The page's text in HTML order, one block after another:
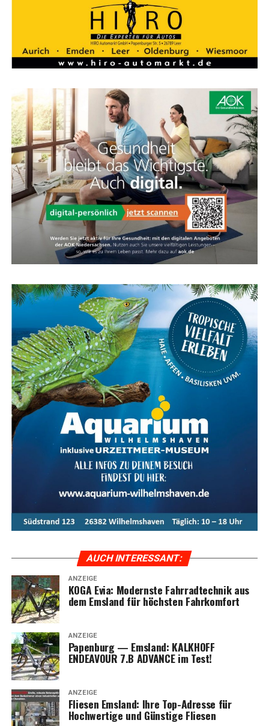
KOGA Feder­ga­bel
Kom­fort und Sport­lich­keit vereint
bel und viel leich­ter als eine Stan­dard-Feder­ga­bel. Die­se
Feder­ein­heit spricht nur bei Bedarf an und bie­tet
zusätz­li­chen Kom­fort für Hand­ge­len­ke und Schul­tern,
ohne das direk­te Fahr­ge­fühl zu verlieren.
Kar­te für das Ems­land Papenburg
Fazit: Das KOGA Evia — Per­fek­te
Wahl für Radfahrkomfort
Das KOGA Evia ist die per­fek­te Wahl für alle, die uner­
reich­ten Rad­fahr­kom­fort mit stil­vol­lem Design und
moderns­ter Tech­no­lo­gie ver­bin­den möch­ten. Ent­de­cken
Sie das ulti­ma­ti­ve Fahr­erleb­nis mit dem KOGA Evia und
genie­ßen Sie jede Fahrt in vol­len Zügen.
Das KOGA Evia bie­tet ulti­ma­ti­ven Fahr­rad­
kom­fort, kom­bi­niert mit inno­va­ti­ver Tech­no­lo­gie und
stil­vol­lem Design. Ent­de­cken Sie die Vor­tei­le und Model­
le der Evia-Serie im Ems­land und erle­ben Sie moder­nen
land. Hoch­wer­tig, güns­tig und immer nah bei Ihnen.
AUCH INTER­ES­SANT:
ANZEIGE
KOGA Evia: Moderns­te Fahr­rad­tech­nik aus
dem Ems­land für höchs­ten Fahrkomfort
ANZEIGE
Papen­burg — Ems­land: KALKHOFF
ENDEAVOUR 7.B ADVANCE im Test!
ANZEIGE
Flie­sen Ems­land: Ihre Top-Adres­se für
Hoch­wer­ti­ge und Güns­ti­ge Fliesen